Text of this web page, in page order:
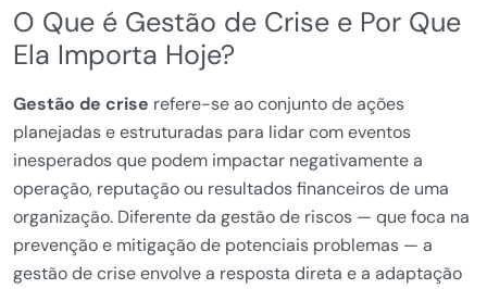
O Que é Gestão de Crise e Por Que
Ela Importa Hoje?
Gestão de crise refere-se ao conjunto de ações
planejadas e estruturadas para lidar com eventos
inesperados que podem impactar negativamente a
operação, reputação ou resultados financeiros de uma
organização. Diferente da gestão de riscos — que foca na
prevenção e mitigação de potenciais problemas — a
gestão de crise envolve a resposta direta e a adaptação